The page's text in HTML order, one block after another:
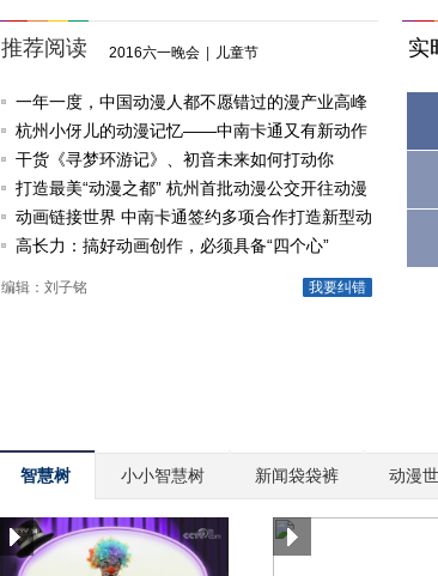
推荐阅读 2016六一晚会 儿童节
一年一度，中国动漫人都不愿错过的漫产业高峰
论坛
杭州小伢儿的动漫记忆——中南卡通又有新动作
啦
干货《寻梦环游记》、初音未来如何打动你
打造最美“动漫之都” 杭州首批动漫公交开往动漫
节
动画链接世界 中南卡通签约多项合作打造新型动
漫产业
高长力：搞好动画创作，必须具备“四个心”
我要纠错
编辑：刘子铭
实
智慧树 小小智慧树 新闻袋袋裤 动漫